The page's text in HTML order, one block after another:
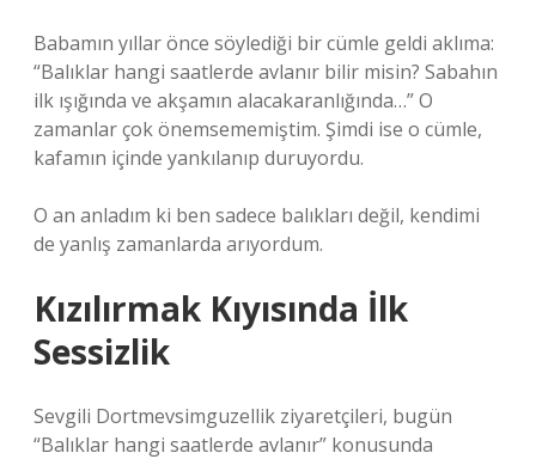
Babamın yıllar önce söylediği bir cümle geldi aklıma:
“Balıklar hangi saatlerde avlanır bilir misin? Sabahın
ilk ışığında ve akşamın alacakaranlığında…” O
zamanlar çok önemsememiştim. Şimdi ise o cümle,
kafamın içinde yankılanıp duruyordu.
O an anladım ki ben sadece balıkları değil, kendimi
de yanlış zamanlarda arıyordum.
Kızılırmak Kıyısında İlk
Sessizlik
Sevgili Dortmevsimguzellik ziyaretçileri, bugün
“Balıklar hangi saatlerde avlanır” konusunda